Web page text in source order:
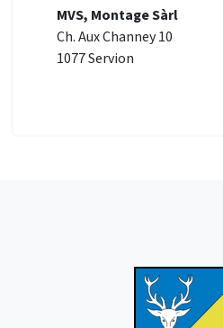
MVS, Montage Sàrl
Ch. Aux Channey 10
1077 Servion